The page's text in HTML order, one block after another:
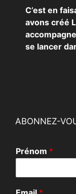
C’est en
avons créé
se lancer
ABONNEZ-
E
m
i
Prénom *